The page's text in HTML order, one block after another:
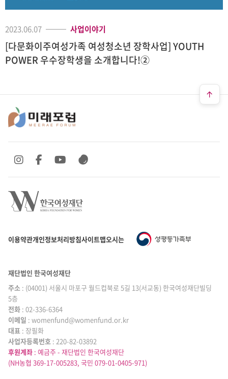
2023.06.07 사업이야기
[다문화이주여성가족 여성청소년 장학사업] YOUTH
POWER 우수장학생을 소개합니다!②
이용약관개인정보처리방침사이트맵오시는 길
SNS 바로가기
SNS 바로가기SNS 바로가기
SNS 바로가기
재단법인 한국여성재단
주소 : (04001) 서울시 마포구 월드컵북로 5길 13(서교동) 한국여성재단빌딩
5층
전화 : 02-336-6364
|
이메일 : womenfund@womenfund.or.kr
|
대표 : 장필화
|
사업자등록번호 : 220-82-03892
후원계좌 : 예금주 - 재단법인 한국여성재단
(NH농협 369-17-005283, 국민 079-01-0405-971)